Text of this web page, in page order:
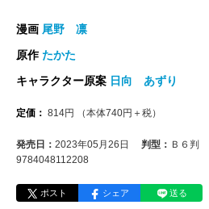
漫画 尾野 凛
原作たかた
キャラクター原案 日向 あずり
定価： 814円 （本体740円＋税）
発売日： 2023年05月26日 判型： Ｂ６判
9784048112208
ポスト シェア 送る